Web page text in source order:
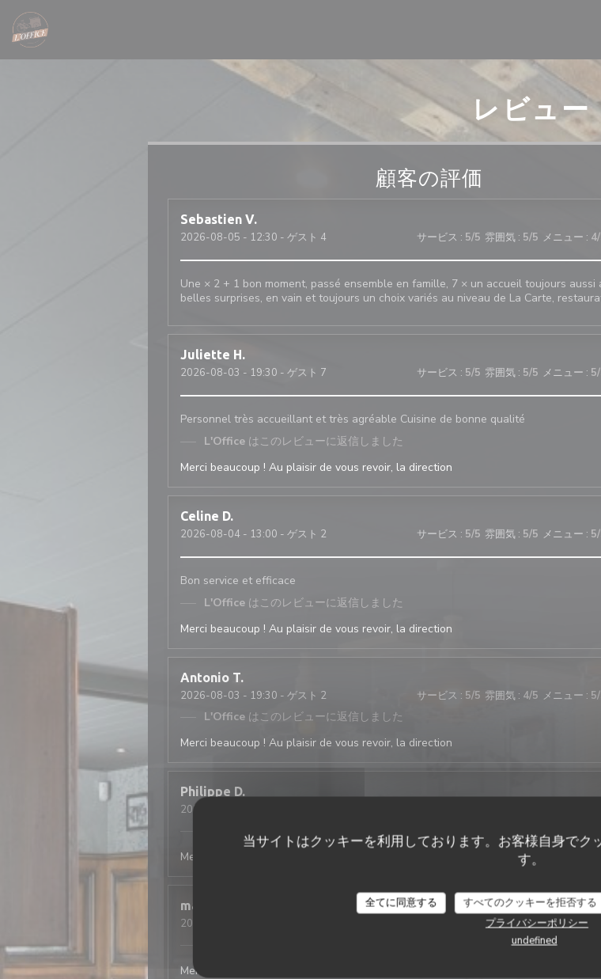
クッキー利用の管理について
当サイトはクッキーを利用しております。お客様自身でク
す。
全てに同意する すべてのクッキーを拒否する
プライバシーポリシー
undefined
レビュー
顧客の評価
Sebastien V
2026-08-05 - 12:30 - ゲスト 4 サービス : 5/5 雰囲気: 5/5 メニュー : 4
Une × 2 + 1 bon moment, passé ensemble en famille, 7 × un accueil toujours aussi
belles surprises, en vain et toujours un choix variés au niveau de La Carte,
Juliette H
2026-08-03 - 19:30 - ゲスト 7 サービス : 5/5 雰囲気: 5/5 メニュー : 5
Personnel très accueillant et très agréable Cuisine de bonne qualité
L'Office はこのレビューに返信しました
Merci beaucoup ! Au plaisir de vous revoir, la direction
Celine D
2026-08-04 - 13:00 - ゲスト 2 サービス : 5/5 雰囲気: 5/5 メニュー : 5
Bon service et efficace
L'Office はこのレビューに返信しました
Merci beaucoup ! Au plaisir de vous revoir, la direction
Antonio T
2026-08-03 - 19:30 - ゲスト 2 サービス : 5/5 雰囲気 : 4/5 メニュー : 5
L'Office はこのレビューに返信しました
Merci beaucoup ! Au plaisir de vous revoir, la direction
Philippe D
2026-08-03
はこのレビューに返信しました
Merci beaucoup ! Au plaisir de vous revoir, la direction
mathis
2026-08-01
雰囲気:5/5 メニュー:
Merci beaucoup ! Au plaisir de vous revoir, la direction